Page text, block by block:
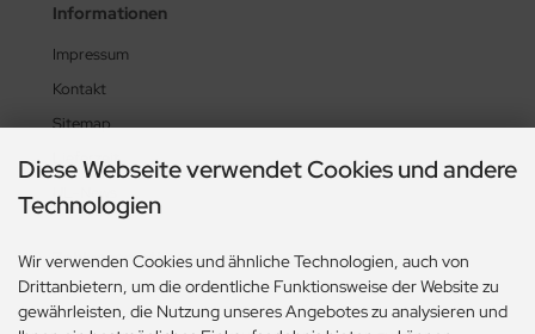
Informationen
Impressum
Kontakt
Sitemap
Lieferzeit
UL-News
Zahlungsmethoden
Diese Webseite verwendet Cookies und andere
Technologien
Wir verwenden Cookies und ähnliche Technologien, auch von
Drittanbietern, um die ordentliche Funktionsweise der Website zu
gewährleisten, die Nutzung unseres Angebotes zu analysieren und